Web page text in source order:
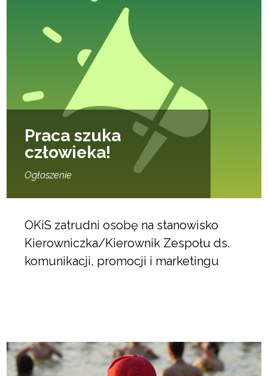
Praca szuka
człowieka!
Ogłoszenie
OKiS zatrudni osobę na stanowisko
Kierowniczka/Kierownik Zespołu ds.
komunikacji, promocji i marketingu